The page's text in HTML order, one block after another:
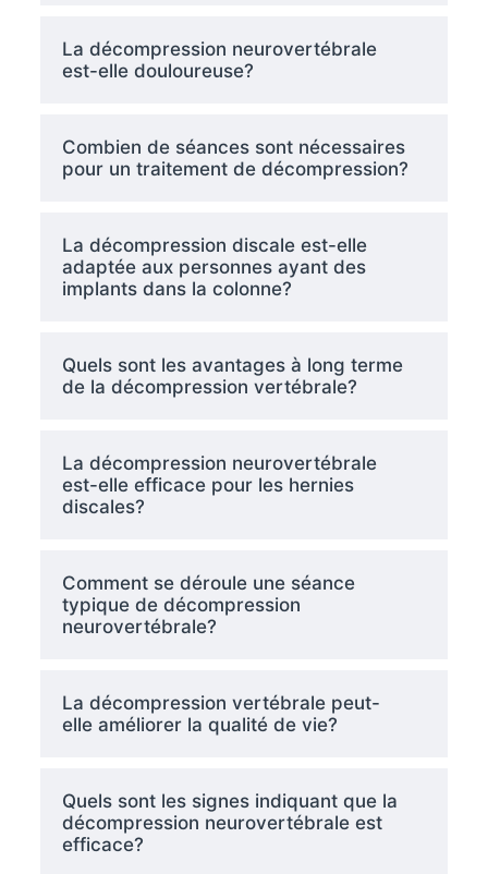
La décompression neurovertébrale
est-elle douloureuse?
Combien de séances sont nécessaires
pour un traitement de décompression?
La décompression discale est-elle
adaptée aux personnes ayant des
implants dans la colonne?
Quels sont les avantages à long terme
de la décompression vertébrale?
La décompression neurovertébrale
est-elle efficace pour les hernies
discales?
Comment se déroule une séance
typique de décompression
neurovertébrale?
La décompression vertébrale peut-
elle améliorer la qualité de vie?
Quels sont les signes indiquant que la
décompression neurovertébrale est
efficace?